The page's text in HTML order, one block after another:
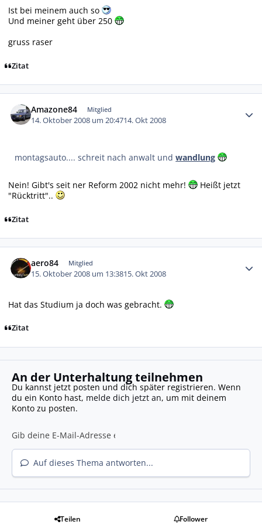
Ist bei meinem auch so
Und meiner geht über 250
gruss raser
Zitat
Amazone84 Mitglied
14. Oktober 2008 um 20:4714. Okt 2008
montagsauto.... schreit nach anwalt undwandlung
Nein! Gibt's seit ner Reform 2002 nicht mehr!
Heißt jetzt
"Rücktritt"..
Zitat
aero84 Mitglied
15. Oktober 2008 um 13:3815. Okt 2008
Hat das Studium ja doch was gebracht.
Zitat
An der Unterhaltung teilnehmen
Du kannst jetzt posten und dich später registrieren. Wenn
du ein Konto hast, melde dich jetzt an, um mit deinem
Konto zu posten.
Auf dieses Thema antworten...
Teilen Follower